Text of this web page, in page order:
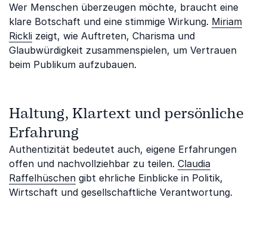
Wer Menschen überzeugen möchte, braucht eine
klare Botschaft und eine stimmige Wirkung. Miriam
Rickli zeigt, wie Auftreten, Charisma und
Glaubwürdigkeit zusammenspielen, um Vertrauen
beim Publikum aufzubauen.
Haltung, Klartext und persönliche
Erfahrung
Authentizität bedeutet auch, eigene Erfahrungen
offen und nachvollziehbar zu teilen. Claudia
Raffelhüschen gibt ehrliche Einblicke in Politik,
Wirtschaft und gesellschaftliche Verantwortung.